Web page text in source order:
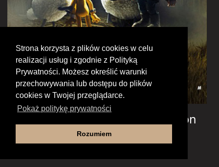
Strona korzysta z plików cookies w celu
realizacji usług i zgodnie z Polityką
Prywatności. Możesz określić warunki
przechowywania lub dostępu do plików
cookies w Twojej przeglądarce.
Pokaż politykę prywatności
Rozumiem
Baranek Shaun Film. Farmageddon